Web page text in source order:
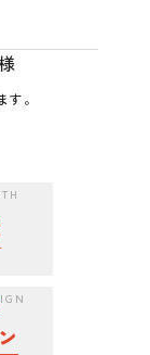
。